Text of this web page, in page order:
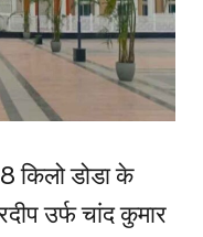
किलो डोडा के
उर्फ चांद कुमार